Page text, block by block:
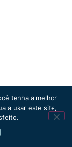
tenha a melhor
a usar este site,